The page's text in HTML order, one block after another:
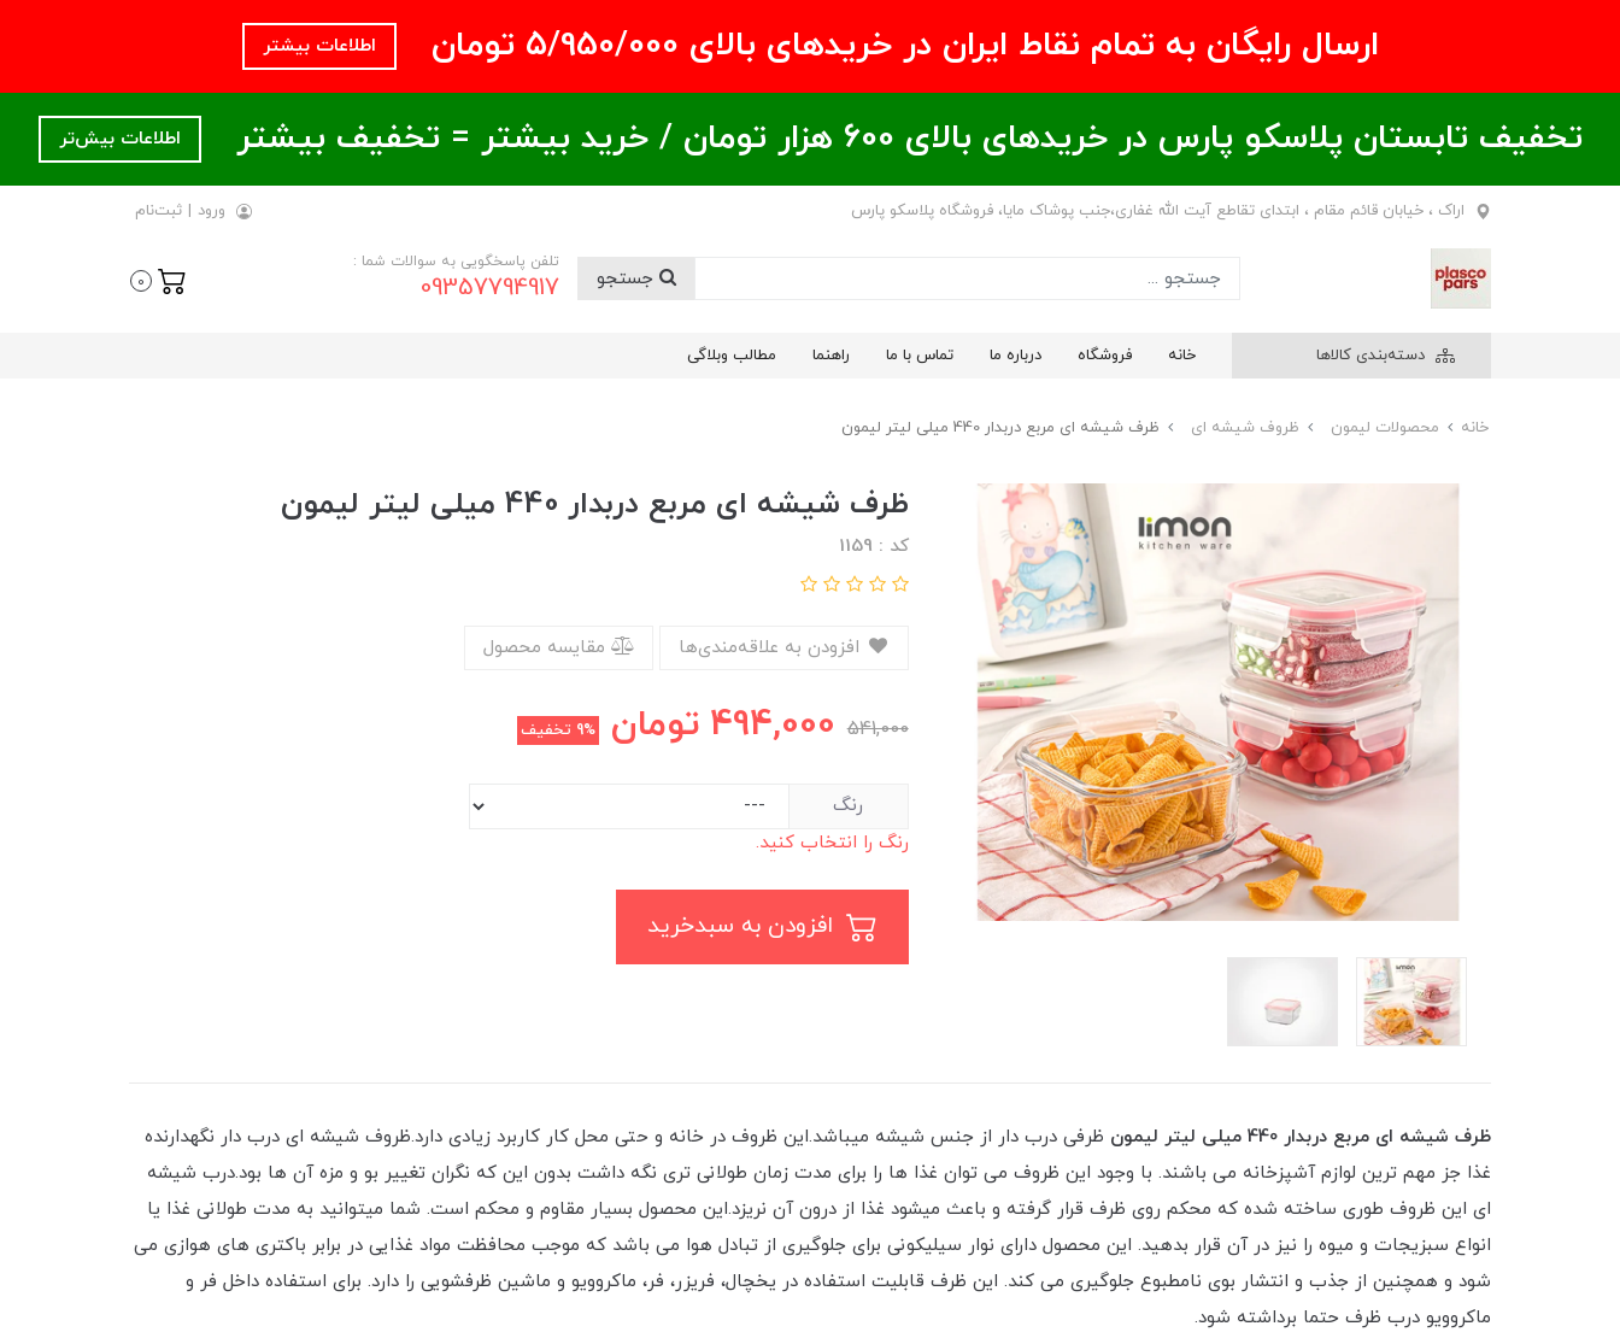
ارسال رایگان به تمام نقاط ایران در خریدهای بالای ۵/950/000 تومان اطلاعات بیشتر
تخفیف تابستان پلاسکو پارس در خریدهای بالای ۶00 هزار تومان / خرید بیشتر = تخفیف بیشتر اطلاعات بیش‌تر
اراک ، خیابان قائم مقام ، ابتدای تقاطع آیت الله غفاری،جنب پوشاک مایا، فروشگاه پلاسکو پارس ورود | ثبت‌نام
تلفن پاسخگویی به سوالات شما :
09357794917
0
دسته‌بندی کالاها خانه فروشگاه درباره ما تماس با ما راهنما مطالب وبلاگی
خانه محصولات لیمون ظروف شیشه ای ظرف شیشه ای مربع دربدار 440 میلی لیتر لیمون
ظرف شیشه ای مربع دربدار 440 میلی لیتر لیمون
کد : 1159
مقایسه محصول
541,000
494,000 تومان 9% تخفیف
رنگ
رنگ را انتخاب کنید.
ظرف شیشه ای مربع دربدار 440 میلی لیتر لیمون
ظرفی درب دار از جنس شیشه میباشد.این ظروف در خانه و حتی محل کار کاربرد زیادی دارد.ظروف شیشه ای درب دار نگهدارنده
غذا جز مهم ترین لوازم آشپزخانه می باشند. با وجود این ظروف می ‌توان غذا ها را برای مدت زمان طولانی تری نگه داشت بدون این که نگران تغییر بو و مزه آن ها بود.درب شیشه
ای این ظروف طوری ساخته شده که محکم روی ظرف قرار گرفته و باعث میشود غذا از درون آن نریزد.این محصول بسیار مقاوم و محکم است. شما میتوانید به مدت طولانی غذا یا
انواع سبزیجات و میوه را نیز در آن قرار بدهید. این محصول دارای نوار سیلیکونی برای جلوگیری از تبادل هوا می باشد که موجب محافظت مواد غذایی در برابر باکتری های هوازی می
شود و همچنین از جذب و انتشار بوی نامطبوع جلوگیری می کند. این ظرف قابلیت استفاده در یخچال، فریزر، فر، ماکروویو و ماشین ظرفشویی را دارد. برای استفاده داخل فر و
ماکروویو درب ظرف حتما برداشته شود.